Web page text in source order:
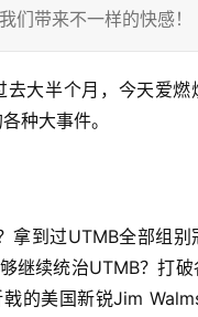
们带来不一样的快感！
去大半个月，今天爱燃
种大事件。
拿到过UTMB全部组别
继续统治UTMB？打破
的美国新锐Jim